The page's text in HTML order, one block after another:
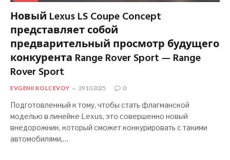
Новый Lexus LS Coupe Concept
представляет собой
предварительный просмотр будущего
конкурента Range Rover Sport — Range
Rover Sport
EVGENII KOLCEVOY 29.10.2025 0
Подготовленный к тому, чтобы стать флагманской
моделью в линейке Lexus, это совершенно новый
внедорожник, который сможет конкурировать с такими
автомобилями,…